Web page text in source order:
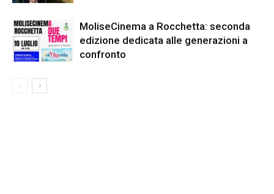
MoliseCinema a Rocchetta: seconda
edizione dedicata alle generazioni a
confronto